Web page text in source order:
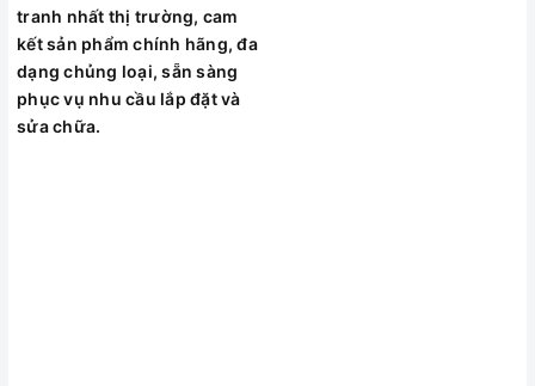
tranh nhất thị trường, cam
kết sản phẩm chính hãng, đa
dạng chủng loại, sẵn sàng
phục vụ nhu cầu lắp đặt và
sửa chữa.